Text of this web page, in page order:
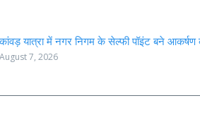
कांवड़ यात्रा में नगर निगम के सेल्फी पॉइंट बने
August 7, 2026